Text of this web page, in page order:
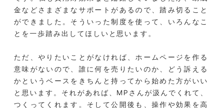
金などさまざまなサポートがあるので、踏み切ること
ができました。そういった制度を使って、いろんなこ
とを一歩踏み出してほしいと思います。
ただ、やりたいことがなければ、ホームページを作る
意味がないので、誰に何を売りたいのか、どう訴える
かというベースをきちんと持ってから始めた方がいい
と思います。それがあれば、MPさんが汲んでくれて、
つくってくれます。そして公開後も、操作や効果を高